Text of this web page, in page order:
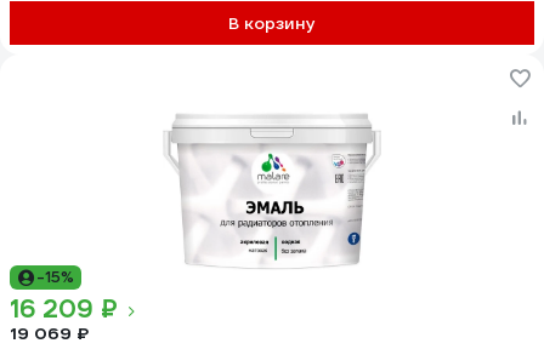
В корзину
-15%
16 209 ₽
19 069 ₽